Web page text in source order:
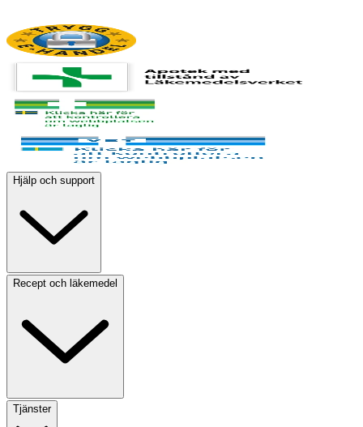
Hjälp och support
Recept och läkemedel
Tjänster